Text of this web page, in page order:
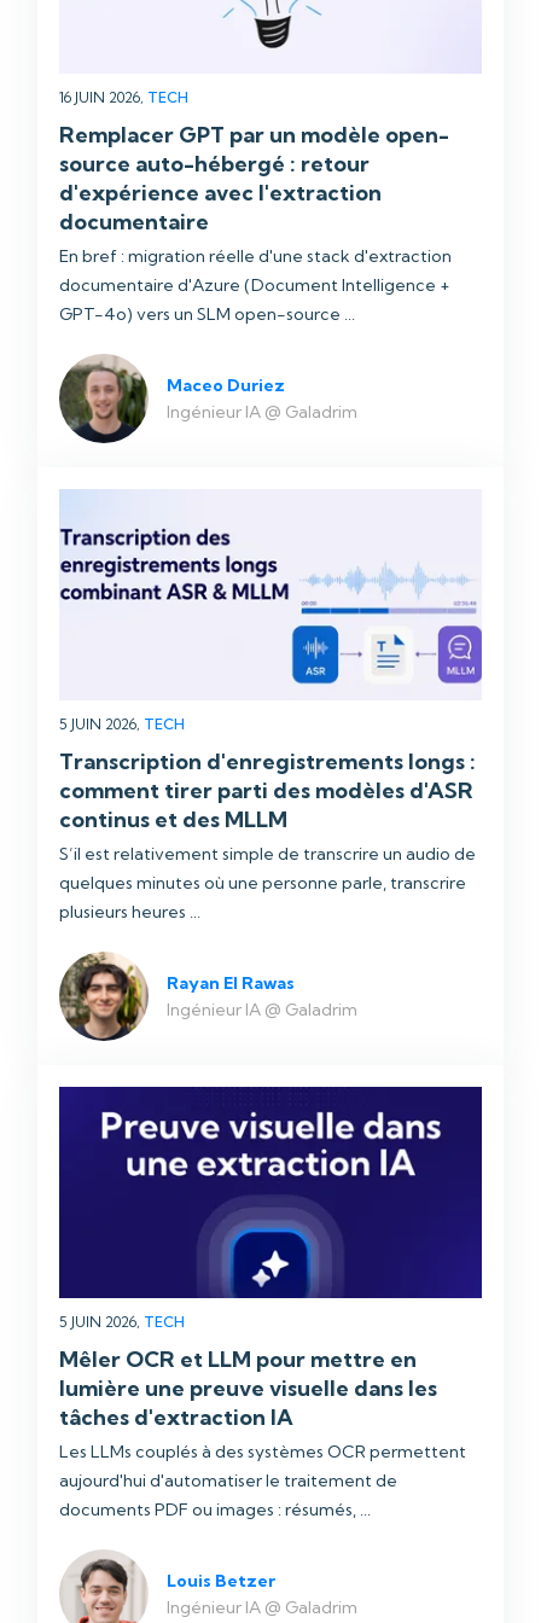
16 JUIN 2026, TECH
Remplacer GPT par un modèle open-
source auto-hébergé : retour
d'expérience avec l'extraction
documentaire
En bref : migration réelle d'une stack d'extraction
documentaire d'Azure (Document Intelligence +
GPT-4o) vers un SLM open-source ...
Maceo Duriez
Ingénieur IA @ Galadrim
5 JUIN 2026, TECH
Transcription d'enregistrements longs :
comment tirer parti des modèles d'ASR
continus et des MLLM
S’il est relativement simple de transcrire un audio de
quelques minutes où une personne parle, transcrire
plusieurs heures ...
Rayan El Rawas
Ingénieur IA @ Galadrim
5 JUIN 2026, TECH
Mêler OCR et LLM pour mettre en
lumière une preuve visuelle dans les
tâches d'extraction IA
Les LLMs couplés à des systèmes OCR permettent
aujourd'hui d'automatiser le traitement de
documents PDF ou images : résumés, ...
Louis Betzer
Ingénieur IA @ Galadrim